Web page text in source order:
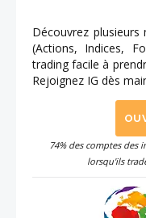
Découvrez
(Actions, Indices,
trading facile à
Rejoignez IG dès
74% des comptes des
lorsqu'ils